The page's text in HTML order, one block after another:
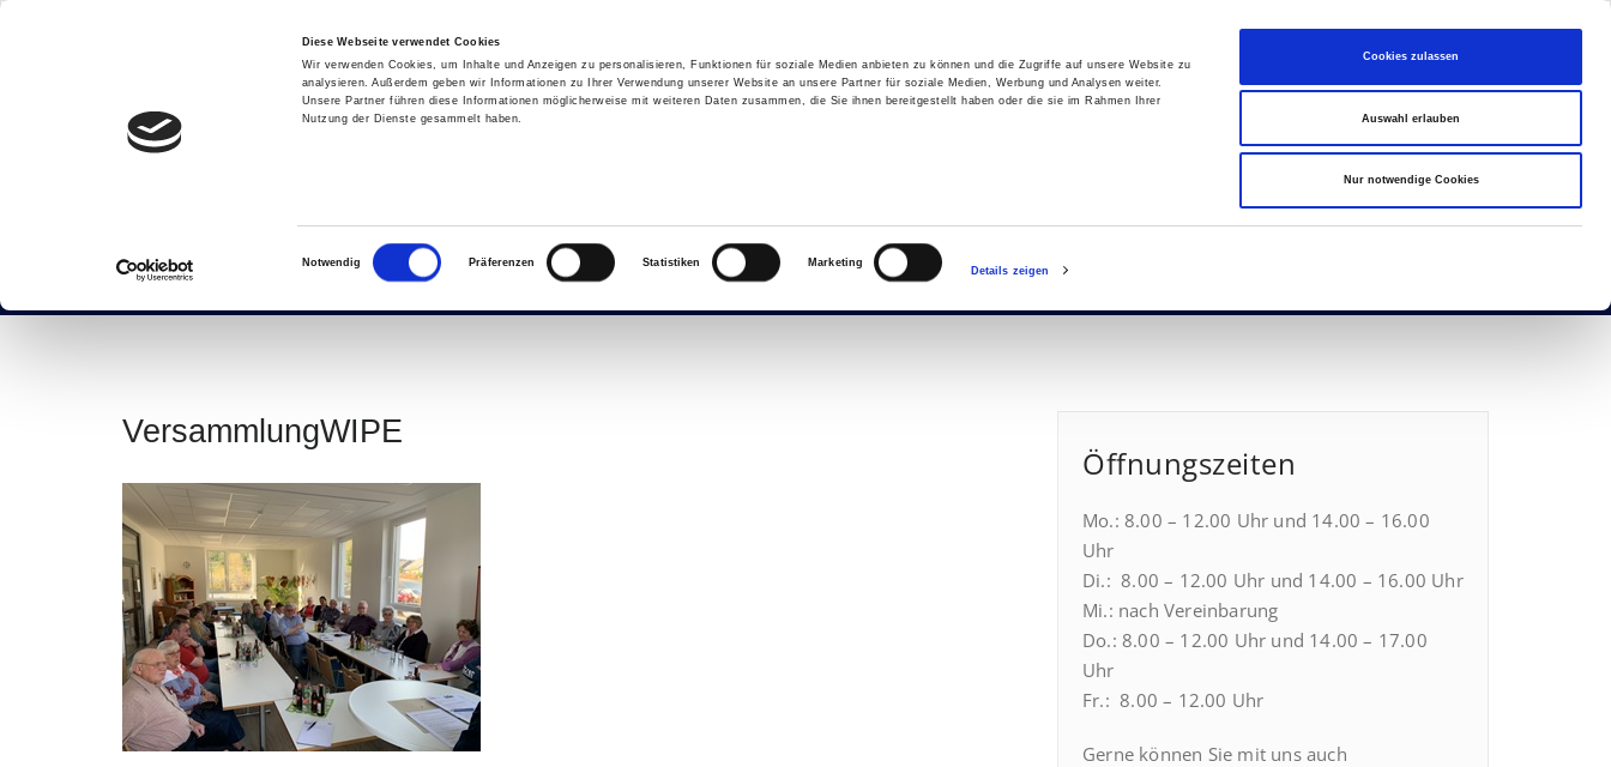
Diese Webseite verwendet Cookies
Wir verwenden Cookies, um Inhalte und Anzeigen zu personalisieren, Funktionen für soziale Medien anbieten zu können und die Zugriffe auf unsere Website zu
analysieren. Außerdem geben wir Informationen zu Ihrer Verwendung unserer Website an unsere Partner für soziale Medien, Werbung und Analysen weiter.
Unsere Partner führen diese Informationen möglicherweise mit weiteren Daten zusammen, die Sie ihnen bereitgestellt haben oder die sie im Rahmen Ihrer
Nutzung der Dienste gesammelt haben.
Einwilligungsauswahl
Notwendig
Präferenzen Statistiken Marketing
Details zeigen
Cookies zulassen
Auswahl erlauben
Nur notwendige Cookies
Home Über uns Mitgliedschaft Wohnungsangebote Gästewohnungen Downloads Kontakt
VersammlungWIPE Home/VersammlungWIPEVersammlungWIPE
VersammlungWIPE
Öffnungszeiten
Mo.: 8.00 – 12.00 Uhr und 14.00 – 16.00
Uhr
Di.: 8.00 – 12.00 Uhr und 14.00 – 16.00 Uhr
Mi.: nach Vereinbarung
Do.: 8.00 – 12.00 Uhr und 14.00 – 17.00
Uhr
Fr.: 8.00 – 12.00 Uhr
Gerne können Sie mit uns auch